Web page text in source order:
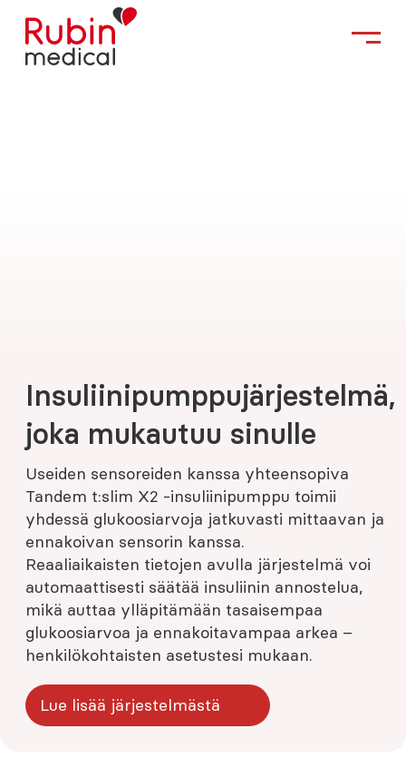
Insuliinipumppujärjestelmä,
joka mukautuu sinulle
Useiden sensoreiden kanssa yhteensopiva
Tandem t:slim X2 -insuliinipumppu toimii
yhdessä glukoosiarvoja jatkuvasti mittaavan ja
ennakoivan sensorin kanssa.
Reaaliaikaisten tietojen avulla järjestelmä voi
automaattisesti säätää insuliinin annostelua,
mikä auttaa ylläpitämään tasaisempaa
glukoosiarvoa ja ennakoitavampaa arkea –
henkilökohtaisten asetustesi mukaan.
Lue lisää järjestelmästä